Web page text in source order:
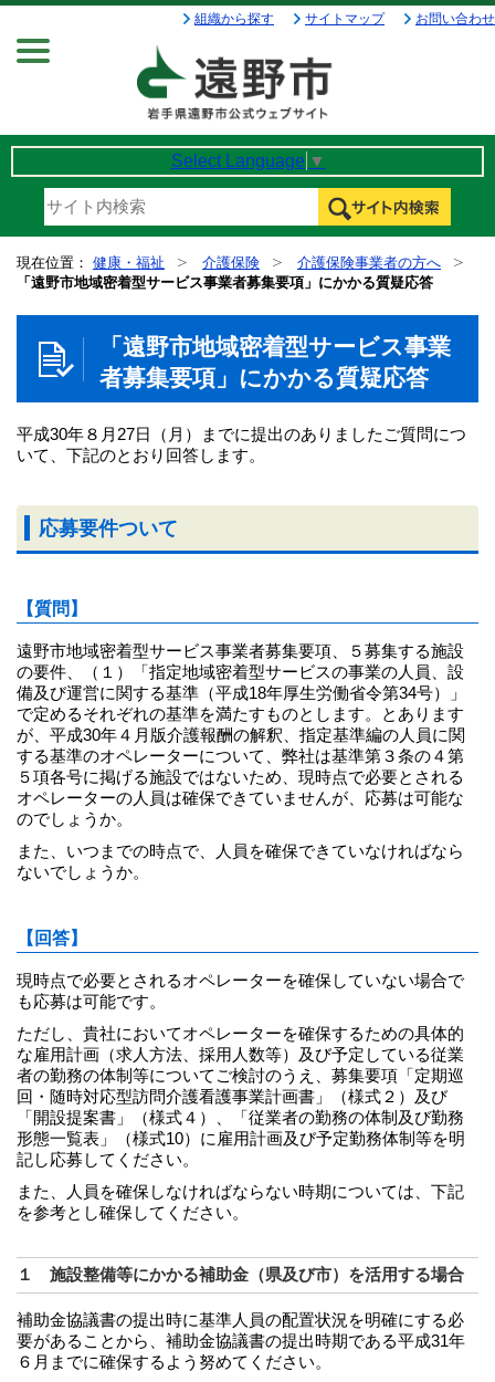
組織から探す サイトマップ お問い合わせ
Select Language ▼
現在位置： 健康・福祉 介護保険
介護保険事業者の方へ
「遠野市地域密着型サービス事業者募集要項」にかかる質疑応答
「遠野市地域密着型サービス事業
者募集要項」にかかる質疑応答
平成30年８月27日（月）までに提出のありましたご質問につ
いて、下記のとおり回答します。
応募要件ついて
【質問】
遠野市地域密着型サービス事業者募集要項、５募集する施設
の要件、（１）「指定地域密着型サービスの事業の人員、設
備及び運営に関する基準（平成18年厚生労働省令第34号）」
で定めるそれぞれの基準を満たすものとします。とあります
が、平成30年４月版介護報酬の解釈、指定基準編の人員に関
する基準のオペレーターについて、弊社は基準第３条の４第
５項各号に掲げる施設ではないため、現時点で必要とされる
オペレーターの人員は確保できていませんが、応募は可能な
のでしょうか。
また、いつまでの時点で、人員を確保できていなければなら
ないでしょうか。
【回答】
現時点で必要とされるオペレーターを確保していない場合で
も応募は可能です。
ただし、貴社においてオペレーターを確保するための具体的
な雇用計画（求人方法、採用人数等）及び予定している従業
者の勤務の体制等についてご検討のうえ、募集要項「定期巡
回・随時対応型訪問介護看護事業計画書」（様式２）及び
「開設提案書」（様式４）、「従業者の勤務の体制及び勤務
形態一覧表」（様式10）に雇用計画及び予定勤務体制等を明
記し応募してください。
また、人員を確保しなければならない時期については、下記
を参考とし確保してください。
１ 施設整備等にかかる補助金（県及び市）を活用する場合
補助金協議書の提出時に基準人員の配置状況を明確にする必
要があることから、補助金協議書の提出時期である平成31年
６月までに確保するよう努めてください。